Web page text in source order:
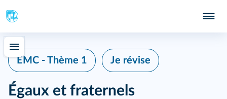
EMC - Thème 1 Je révise
Égaux et fraternels